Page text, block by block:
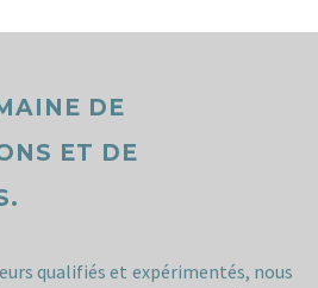
DE
ET DE
qualifiés et expérimentés, nous